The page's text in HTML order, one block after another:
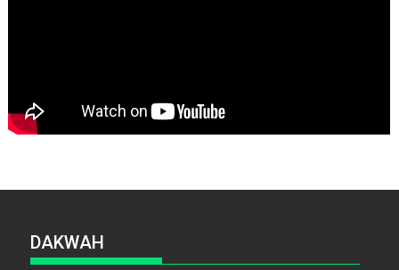
DAKWAH